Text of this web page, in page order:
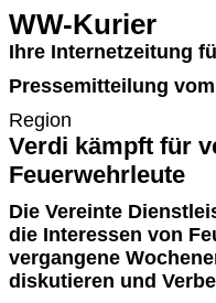
WW-Kurier
Ihre Internetzeitung
Pressemitteilung vom
Region
Verdi kämpft für
Feuerwehrleute
Die Vereinte
die Interessen von
vergangene
diskutieren und